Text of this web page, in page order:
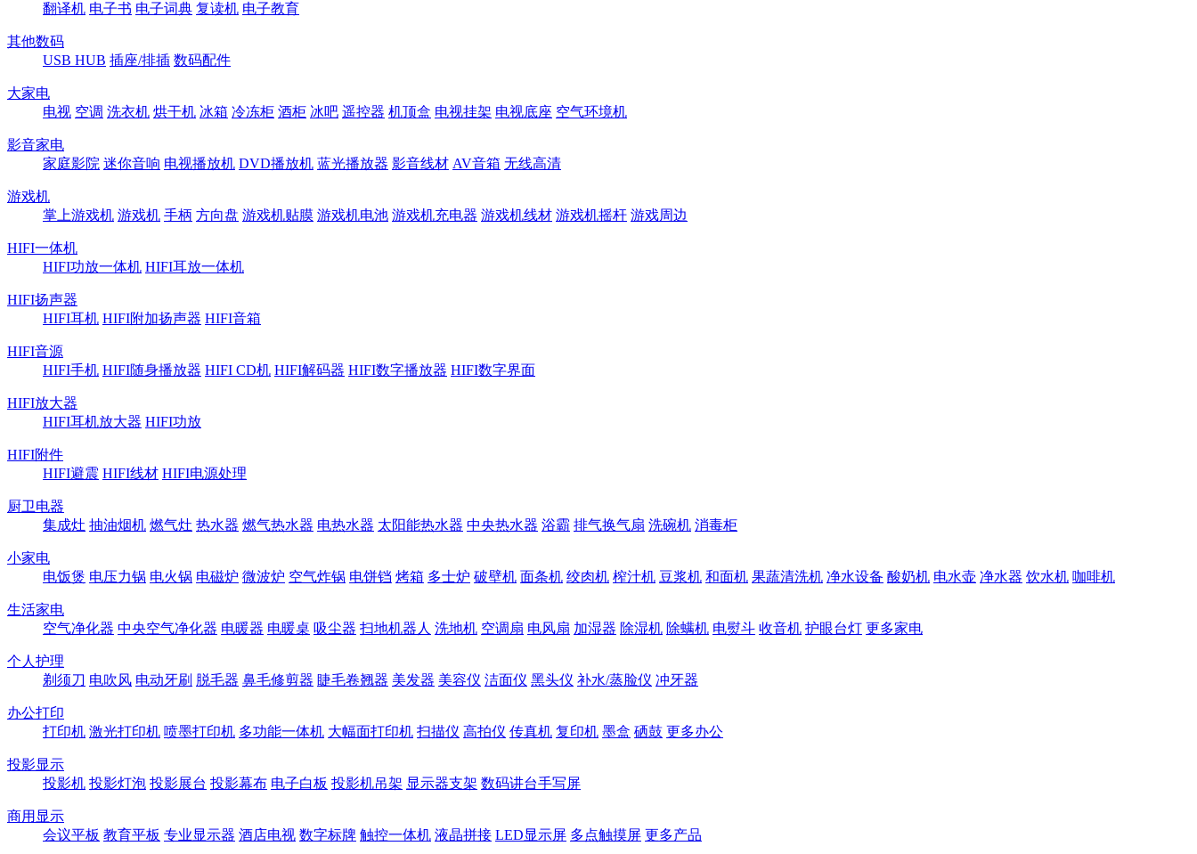
翻译机 电子书 电子词典 复读机 电子教育
其他数码
USB HUB 插座/排插 数码配件
大家电
电视 空调 洗衣机 烘干机 冰箱 冷冻柜 酒柜 冰吧 遥控器 机顶盒 电视挂架 电视底座 空气环境机
影音家电
家庭影院 迷你音响 电视播放机 DVD播放机 蓝光播放器 影音线材 AV音箱 无线高清
游戏机
掌上游戏机 游戏机 手柄 方向盘 游戏机贴膜 游戏机电池 游戏机充电器 游戏机线材 游戏机摇杆 游戏周边
HIFI一体机
HIFI功放一体机 HIFI耳放一体机
HIFI扬声器
HIFI耳机 HIFI附加扬声器 HIFI音箱
HIFI音源
HIFI手机 HIFI随身播放器 HIFI CD机 HIFI解码器 HIFI数字播放器 HIFI数字界面
HIFI放大器
HIFI耳机放大器 HIFI功放
HIFI附件
HIFI避震 HIFI线材 HIFI电源处理
厨卫电器
集成灶 抽油烟机 燃气灶 热水器 燃气热水器 电热水器 太阳能热水器 中央热水器 浴霸 排气换气扇 洗碗机 消毒柜
小家电
电饭煲 电压力锅 电火锅 电磁炉 微波炉 空气炸锅 电饼铛 烤箱 多士炉 破壁机 面条机 绞肉机 榨汁机 豆浆机 和面机 果蔬清洗机 净水设备 酸奶机 电水壶 净水器 饮水机 咖啡机
生活家电
空气净化器 中央空气净化器 电暖器 电暖桌 吸尘器 扫地机器人 洗地机 空调扇 电风扇 加湿器 除湿机 除螨机 电熨斗 收音机 护眼台灯 更多家电
个人护理
剃须刀 电吹风 电动牙刷 脱毛器 鼻毛修剪器 睫毛卷翘器 美发器 美容仪 洁面仪 黑头仪 补水/蒸脸仪 冲牙器
办公打印
打印机 激光打印机 喷墨打印机 多功能一体机 大幅面打印机 扫描仪 高拍仪 传真机 复印机 墨盒 硒鼓 更多办公
投影显示
投影机 投影灯泡 投影展台 投影幕布 电子白板 投影机吊架 显示器支架 数码讲台手写屏
商用显示
会议平板 教育平板 专业显示器 酒店电视 数字标牌 触控一体机 液晶拼接 LED显示屏 多点触摸屏 更多产品